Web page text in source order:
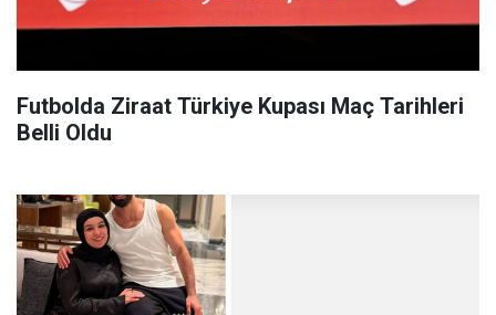
Futbolda Ziraat Türkiye Kupası Maç Tarihleri
Belli Oldu